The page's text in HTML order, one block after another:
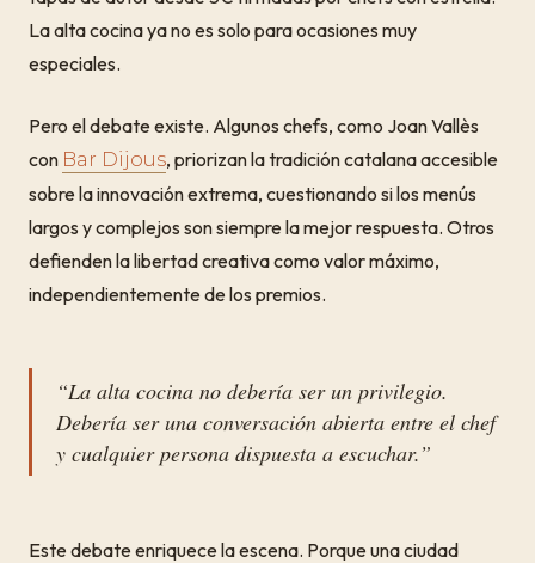
La alta cocina ya no es solo para ocasiones muy
especiales.
Pero el debate existe. Algunos chefs, como Joan Vallès
con Bar Dijous, priorizan la tradición catalana accesible
sobre la innovación extrema, cuestionando si los menús
largos y complejos son siempre la mejor respuesta. Otros
defienden la libertad creativa como valor máximo,
independientemente de los premios.
“La alta cocina no debería ser un privilegio.
Debería ser una conversación abierta entre el chef
y cualquier persona dispuesta a escuchar.”
Este debate enriquece la escena. Porque una ciudad